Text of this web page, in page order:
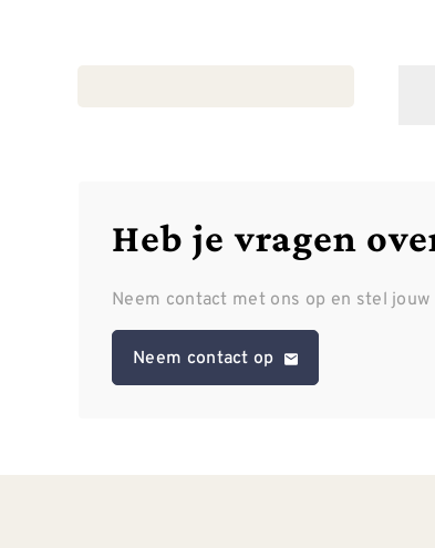
Heb je vragen
Neem contact met ons op en stel
Neem contact op